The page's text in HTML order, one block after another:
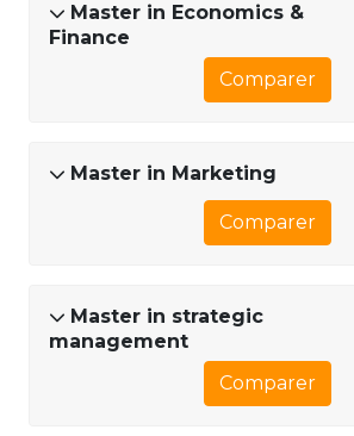
Master in Economics &
Finance
Comparer
Master in Marketing
Comparer
Master in strategic
management
Comparer